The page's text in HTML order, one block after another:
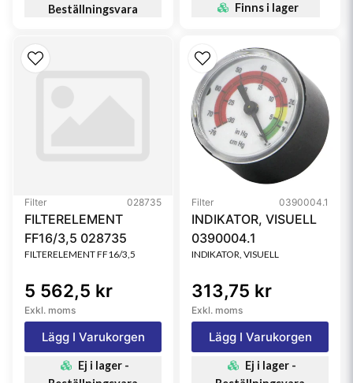
Beställningsvara
Finns i lager
Filter 028735
FILTERELEMENT
FF16/3,5 028735
FILTERELEMENT FF16/3,5
5 562,5 kr
Exkl. moms
Lägg I Varukorgen
Ej i lager -
Filter 0390004.1
INDIKATOR, VISUELL
0390004.1
INDIKATOR, VISUELL
313,75 kr
Exkl. moms
Lägg I Varukorgen
Ej i lager -